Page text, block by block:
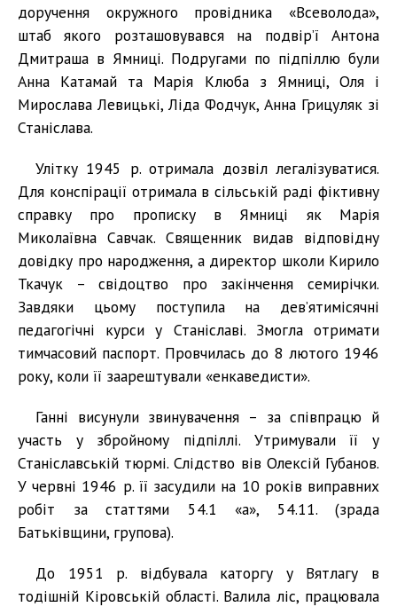
доручення окружного провідника «Всеволода»,
штаб якого розташовувався на подвір’ї Антона
Дмитраша в Ямниці. Подругами по підпіллю були
Анна Катамай та Марія Клюба з Ямниці, Оля і
Мирослава Левицькі, Ліда Фодчук, Анна Грицуляк зі
Станіслава.
Улітку 1945 р. отримала дозвіл легалізуватися.
Для конспірації отримала в сільській раді фіктивну
справку про прописку в Ямниці як Марія
Миколаївна Савчак. Священник видав відповідну
довідку про народження, а директор школи Кирило
Ткачук – свідоцтво про закінчення семирічки.
Завдяки цьому поступила на дев’ятимісячні
педагогічні курси у Станіславі. Змогла отримати
тимчасовий паспорт. Провчилась до 8 лютого 1946
року, коли її заарештували «енкаведисти».
Ганні висунули звинувачення – за співпрацю й
участь у збройному підпіллі. Утримували її у
Станіславській тюрмі. Слідство вів Олексій Губанов.
У червні 1946 р. її засудили на 10 років виправних
робіт за статтями 54.1 «а», 54.11. (зрада
Батьківщини, групова).
До 1951 р. відбувала каторгу у Вятлагу в
тодішній Кіровській області. Валила ліс, працювала